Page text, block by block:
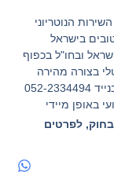
הנוטריוני
בישראל
שניתן בכל ישראל ובחו"ל בכפוף
בצורה מהירה
ומקצועית. אנו זמינים לרשותך בכל עת 24/7 גם בנייד 052-2334494
באופן מיידי
בחוק, לפרטים